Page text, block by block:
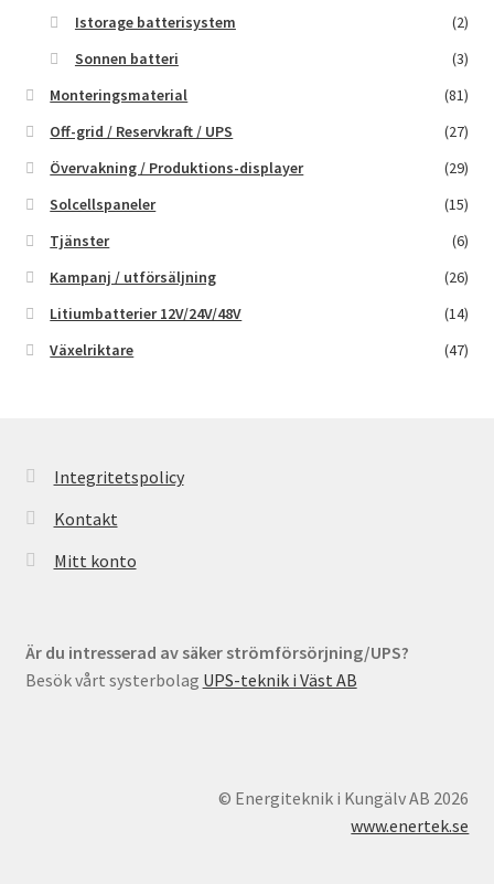
Istorage batterisystem
(2)
Sonnen batteri
(3)
Monteringsmaterial
(81)
Off-grid / Reservkraft / UPS
(27)
Övervakning / Produktions-displayer
(29)
Solcellspaneler
(15)
Tjänster
(6)
Kampanj / utförsäljning
(26)
Litiumbatterier 12V/24V/48V
(14)
Växelriktare
(47)
Integritetspolicy
Kontakt
Mitt konto
Är du intresserad av säker strömförsörjning/UPS?
Besök vårt systerbolag UPS-teknik i Väst AB
© Energiteknik i Kungälv AB 2026
www.enertek.se